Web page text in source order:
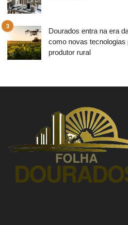
Dourados entra na era
como novas
produtor rural